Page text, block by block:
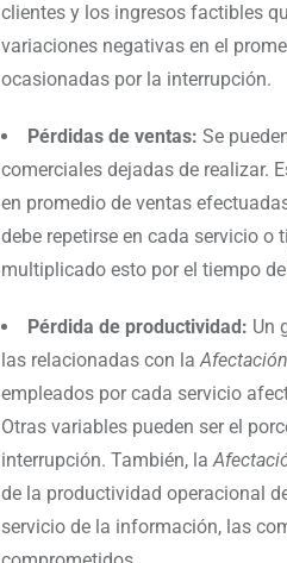
clientes y los ingresos factibles
variaciones negativas en el
ocasionadas por la interrupción.
Pérdidas de ventas: Se
comerciales dejadas de realizar.
en promedio de ventas
debe repetirse en cada servicio
multiplicado esto por el tiempo
Pérdida de productividad: Un
las relacionadas con la
empleados por cada servicio
Otras variables pueden ser el
interrupción. También, la
de la productividad operacional
servicio de la información, las